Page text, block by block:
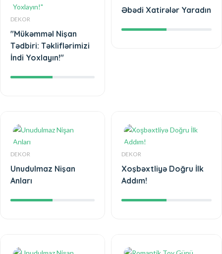
DEKOR
"Mükəmməl Nişan
Tədbiri: Təkliflərimizi
İndi Yoxlayın!"
Əbədi Xatirələr Yaradın
DEKOR
Unudulmaz Nişan
Anları
DEKOR
Xoşbəxtliyə Doğru İlk
Addım!